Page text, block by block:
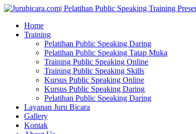
Home
Training
Pelatihan Public Speaking Daring
Pelatihan Public Speaking Tatap Muka
Training Public Speaking Online
Training Public Speaking Skills
Kursus Public Speaking Online
Kursus Public Speaking Daring
Pelatihan Public Speaking Daring
Layanan Juru Bicara
Gallery
Kontak